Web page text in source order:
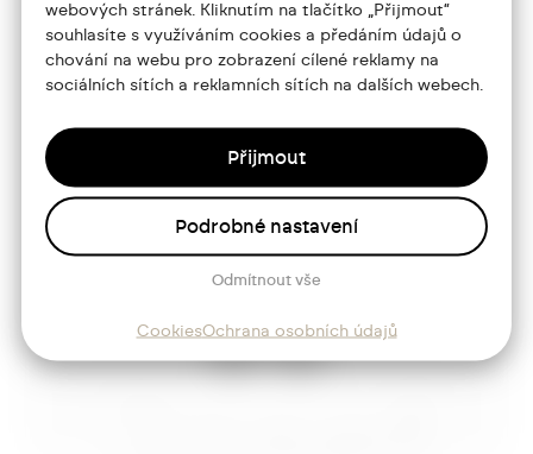
webových stránek. Kliknutím na tlačítko „Přijmout“
souhlasíte s využíváním cookies a předáním údajů o
chování na webu pro zobrazení cílené reklamy na
sociálních sítích a reklamních sítích na dalších webech.
Přijmout
Odmítnout vše
Podrobné nastavení
CookiesOchrana osobních údajů
Portfolio
O mně
Služby
Blog
Kontakt
Sledujte mě